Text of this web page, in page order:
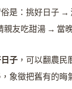
俗是：挑好日子
友吃甜湯 → 當
子 ，可以翻農
象徵把舊有的晦